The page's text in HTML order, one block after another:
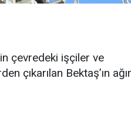
çevredeki işçiler ve
çıkarılan Bektaş’ın ağır